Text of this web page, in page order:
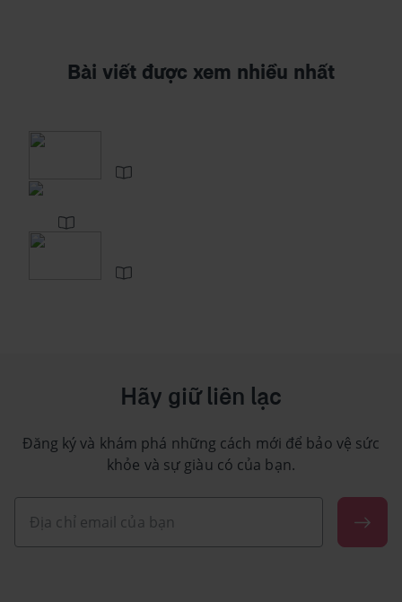
Bài viết được xem nhiều nhất
Hãy giữ liên lạc
Đăng ký và khám phá những cách mới để bảo vệ sức
khỏe và sự giàu có của bạn.